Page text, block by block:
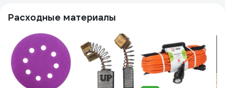
Расходные материалы